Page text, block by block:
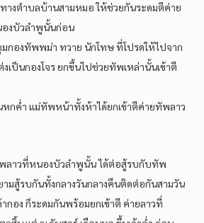
งตำบลบ้านสามหมอ ให้ช่วยกันระดมตีค่าย
องบัวลำพูนั้นก่อน
มกองทัพพม่า ทวาย นักโทษ ที่โปรดให้ไปจาก
ป็นกองโจร ยกขึ้นไปช่วยทัพเหล่านั้นเข้าตี
หกค่ำ แม่ทัพหน้าทั้งห้าได้ยกเข้าตีค่ายทัพลาว
ลาวที่หนองบัวลำพูนั้น ได้ต่อสู้รบกับทัพ
ามสู้รบกันทั้งกลางวันกลางคืนติดต่อกันสามวัน
อง ก็ระดมกันพร้อมยกเข้าตี ค่ายลาวที่